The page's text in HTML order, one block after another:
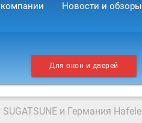
Новости и обзоры
Для окон и дверей
и Германия Hafele